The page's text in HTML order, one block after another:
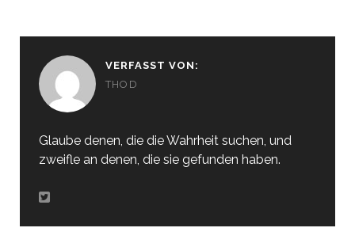
VERFASST VON:
THOD
Glaube denen, die die Wahrheit suchen, und
zweifle an denen, die sie gefunden haben.